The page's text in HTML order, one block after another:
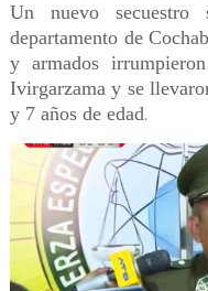
Un nuevo
departamento de
y armados
Ivirgarzama y se
y 7 años de edad.